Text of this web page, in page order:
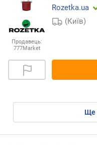
Продавець:
777Market
Rozetka.ua
(Київ)
ще